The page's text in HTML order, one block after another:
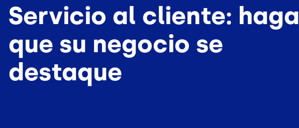
Servicio al cliente: haga
que su negocio se
destaque